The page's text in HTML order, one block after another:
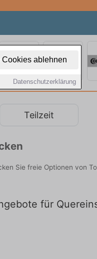
Cookies ablehnen
Datenschutzerklärung
Teilzeit
Sie freie Optionen von
für